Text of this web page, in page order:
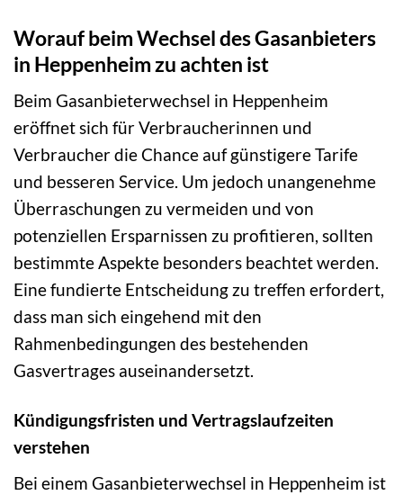
Worauf beim Wechsel des Gasanbieters
in Heppenheim zu achten ist
Beim Gasanbieterwechsel in Heppenheim
eröffnet sich für Verbraucherinnen und
Verbraucher die Chance auf günstigere Tarife
und besseren Service. Um jedoch unangenehme
Überraschungen zu vermeiden und von
potenziellen Ersparnissen zu profitieren, sollten
bestimmte Aspekte besonders beachtet werden.
Eine fundierte Entscheidung zu treffen erfordert,
dass man sich eingehend mit den
Rahmenbedingungen des bestehenden
Gasvertrages auseinandersetzt.
Kündigungsfristen und Vertragslaufzeiten
verstehen
Bei einem Gasanbieterwechsel in Heppenheim ist